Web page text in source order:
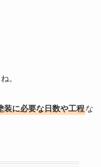
。
装に必要な日数や工程な